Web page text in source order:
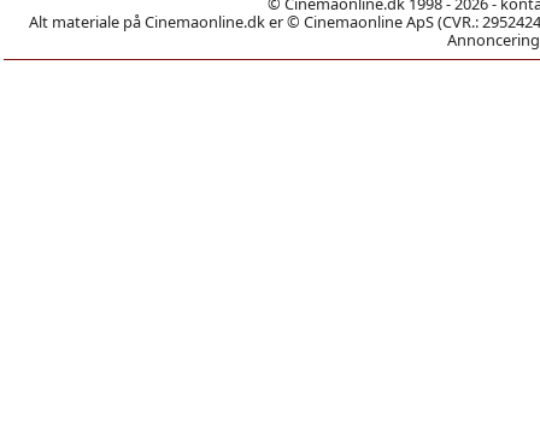
Alt materiale på Cinemaonline.dk er © Cinemaonline ApS (CVR.: